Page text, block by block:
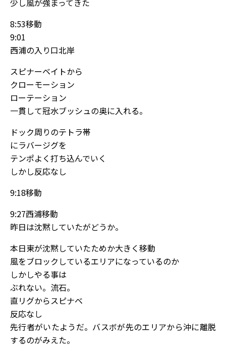
少し風が強まってきた
8:53移動
9:01
西浦の入り口北岸
スピナーベイトから
クローモーション
ローテーション
一貫して冠水ブッシュの奥に入れる。
ドック周りのテトラ帯
にラバージグを
テンポよく打ち込んでいく
しかし反応なし
9:18移動
9:27西浦移動
昨日は沈黙していたがどうか。
本日東が沈黙していたためか大きく移動
風をブロックしているエリアになっているのか
しかしやる事は
ぶれない。流石。
直リグからスピナベ
反応なし
先行者がいたようだ。バスボが先のエリアから沖に離脱
するのがみえた。